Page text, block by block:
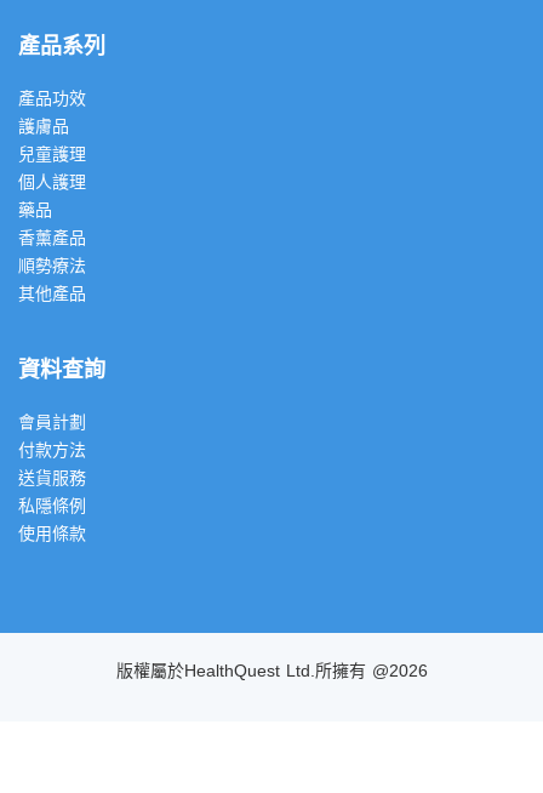
產品系列
產品功效
護膚品
兒童護理
個人護理
藥品
香薰產品
順勢療法
其他產品
資料查詢
會員計劃
付款方法
送貨服務
私隱條例
使用條款
版權屬於HealthQuest Ltd.所擁有 @2026